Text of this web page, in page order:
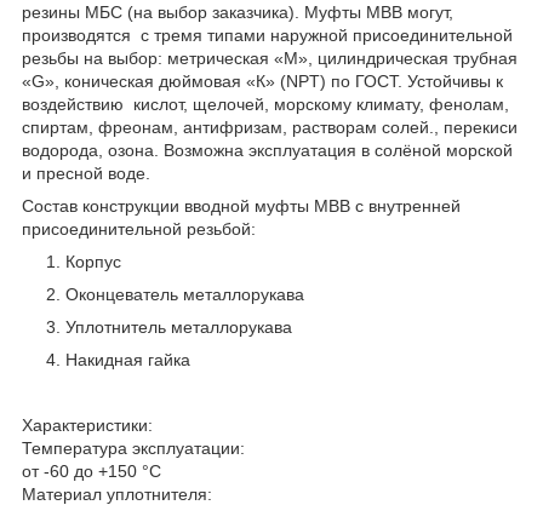
резины МБС (на выбор заказчика). Муфты МВВ могут,
производятся с тремя типами наружной присоединительной
резьбы на выбор: метрическая «М», цилиндрическая трубная
«G», коническая дюймовая «К» (NPT) по ГОСТ. Устойчивы к
воздействию кислот, щелочей, морскому климату, фенолам,
спиртам, фреонам, антифризам, растворам солей., перекиси
водорода, озона. Возможна эксплуатация в солёной морской
и пресной воде.
Состав конструкции вводной муфты МВВ с внутренней
присоединительной резьбой:
Корпус
Оконцеватель металлорукава
Уплотнитель металлорукава
Накидная гайка
Характеристики:
Температура эксплуатации:
от -60 до +150 °С
Материал уплотнителя: